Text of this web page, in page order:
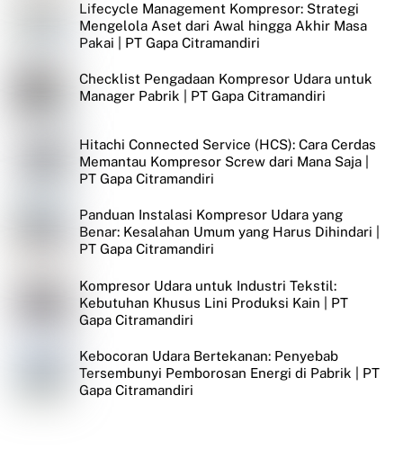
Lifecycle Management Kompresor: Strategi
Mengelola Aset dari Awal hingga Akhir Masa
Pakai | PT Gapa Citramandiri
Checklist Pengadaan Kompresor Udara untuk
Manager Pabrik | PT Gapa Citramandiri
Hitachi Connected Service (HCS): Cara Cerdas
Memantau Kompresor Screw dari Mana Saja |
PT Gapa Citramandiri
Panduan Instalasi Kompresor Udara yang
Benar: Kesalahan Umum yang Harus Dihindari |
PT Gapa Citramandiri
Kompresor Udara untuk Industri Tekstil:
Kebutuhan Khusus Lini Produksi Kain | PT
Gapa Citramandiri
Kebocoran Udara Bertekanan: Penyebab
Tersembunyi Pemborosan Energi di Pabrik | PT
Gapa Citramandiri